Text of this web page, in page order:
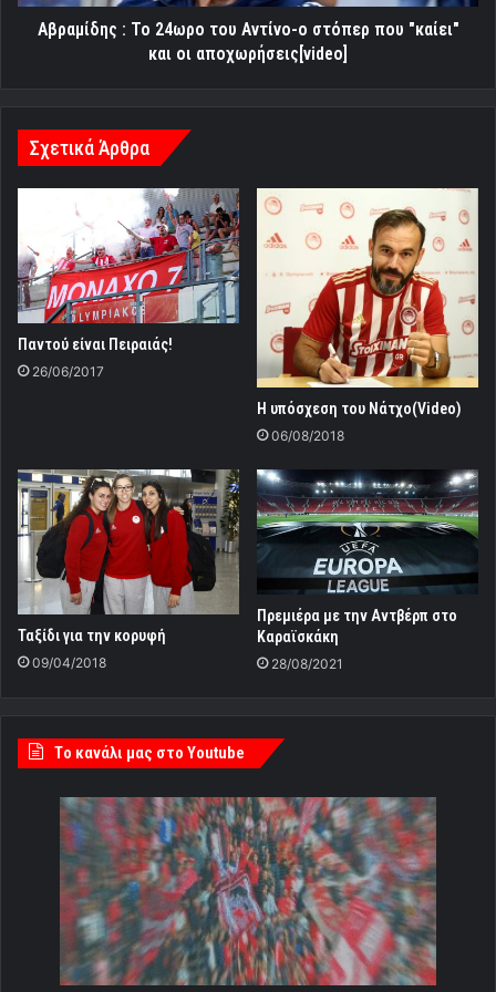
"καίει"
Αβραμίδης : Το 24ωρο του Αντίνο-ο στόπερ που "καίει"
και οι αποχωρήσεις[video]
Σχετικά Άρθρα
Παντού είναι Πειραιάς!
26/06/2017
H υπόσχεση του Νάτχο(Video)
06/08/2018
Ταξίδι για την κορυφή
09/04/2018
Πρεμιέρα με την Αντβέρπ στο
Καραϊσκάκη
28/08/2021
Tο κανάλι μας στο Youtube